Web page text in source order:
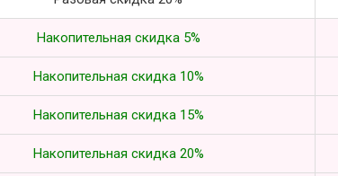
Накопительная скидка 5%
Накопительная скидка 10%
Накопительная скидка 15%
Накопительная скидка 20%